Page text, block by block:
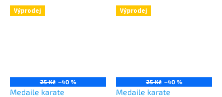
Výprodej
25 Kč –40 %
Medaile karate
Výprodej
25 Kč –40 %
Medaile karate